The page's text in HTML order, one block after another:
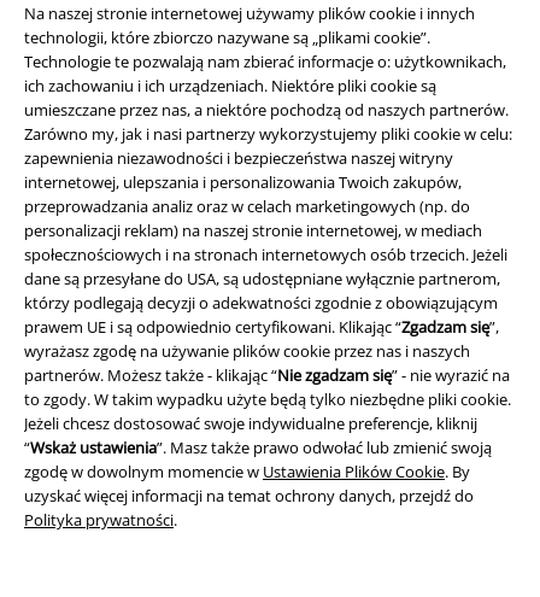
Na naszej stronie internetowej używamy plików cookie i innych
technologii, które zbiorczo nazywane są „plikami cookie”.
Technologie te pozwalają nam zbierać informacje o: użytkownikach,
ich zachowaniu i ich urządzeniach. Niektóre pliki cookie są
umieszczane przez nas, a niektóre pochodzą od naszych partnerów.
Zarówno my, jak i nasi partnerzy wykorzystujemy pliki cookie w celu:
zapewnienia niezawodności i bezpieczeństwa naszej witryny
internetowej, ulepszania i personalizowania Twoich zakupów,
przeprowadzania analiz oraz w celach marketingowych (np. do
personalizacji reklam) na naszej stronie internetowej, w mediach
społecznościowych i na stronach internetowych osób trzecich. Jeżeli
dane są przesyłane do USA, są udostępniane wyłącznie partnerom,
którzy podlegają decyzji o adekwatności zgodnie z obowiązującym
prawem UE i są odpowiednio certyfikowani. Klikając “Zgadzam się”,
wyrażasz zgodę na używanie plików cookie przez nas i naszych
partnerów. Możesz także - klikając “Nie zgadzam się” - nie wyrazić na
to zgody. W takim wypadku użyte będą tylko niezbędne pliki cookie.
Jeżeli chcesz dostosować swoje indywidualne preferencje, kliknij
“Wskaż ustawienia”. Masz także prawo odwołać lub zmienić swoją
zgodę w dowolnym momencie w Ustawienia Plików Cookie. By
uzyskać więcej informacji na temat ochrony danych, przejdź do
Polityka prywatności.
Informacje prawne
Regulamin
Dane firmy
Polityka prywatności
Unieszkodliwianie odpadów i ochrona środowiska
Deklaracja Zgodności